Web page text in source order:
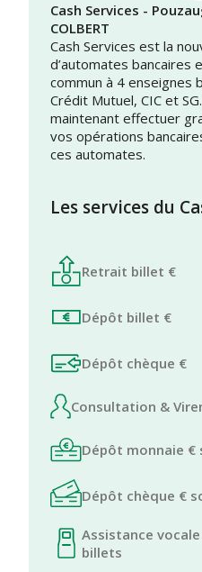
Cash Services -
COLBERT
Cash Services est la
d’automates bancaires
commun à 4 enseignes
Crédit Mutuel, CIC et
maintenant effectuer
vos opérations
ces automates.
Les services du
Retrait billet €
Dépôt billet €
Dépôt chèque €
Consultation &
Dépôt monnaie
Dépôt chèque €
Assistance
billets